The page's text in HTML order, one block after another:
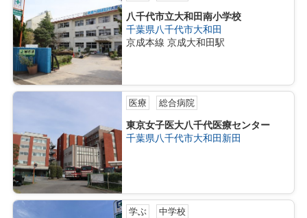
八千代市立大和田南小学校
千葉県八千代市大和田
京成本線 京成大和田駅
医療 総合病院
東京女子医大八千代医療センター
千葉県八千代市大和田新田
学ぶ 中学校